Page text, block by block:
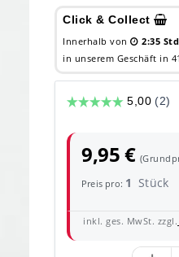
Click & Collect
Innerhalb von 2:35
in unserem Geschäft in
9,95 €
Preis pro: 1 Stück
inkl. ges. MwSt. zzgl.